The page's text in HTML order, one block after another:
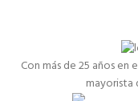
Con más de 25 años